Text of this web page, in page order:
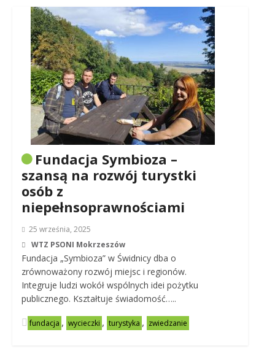
Fundacja Symbioza –
szansą na rozwój turystki
osób z
niepełnsoprawnościami
25 września, 2025
WTZ PSONI Mokrzeszów
Fundacja „Symbioza” w Świdnicy dba o
zrównoważony rozwój miejsc i regionów.
Integruje ludzi wokół wspólnych idei pożytku
publicznego. Kształtuje świadomość…..
fundacja , wycieczki , turystyka , zwiedzanie
We use cookies on our website to give you the most
relevant experience by remembering your preferences and
repeat visits. By clicking “Accept”, you consent to the use of
ALL the cookies.
Cookie settings
ACCEPT